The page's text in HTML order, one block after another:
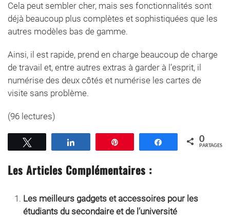
Cela peut sembler cher, mais ses fonctionnalités sont
déjà beaucoup plus complètes et sophistiquées que les
autres modèles bas de gamme.
Ainsi, il est rapide, prend en charge beaucoup de charge
de travail et, entre autres extras à garder à l’esprit, il
numérise des deux côtés et numérise les cartes de
visite sans problème.
(96 lectures)
Partagez 0
PARTAGES
Les Articles Complémentaires :
Les meilleurs gadgets et accessoires pour les
étudiants du secondaire et de l’université